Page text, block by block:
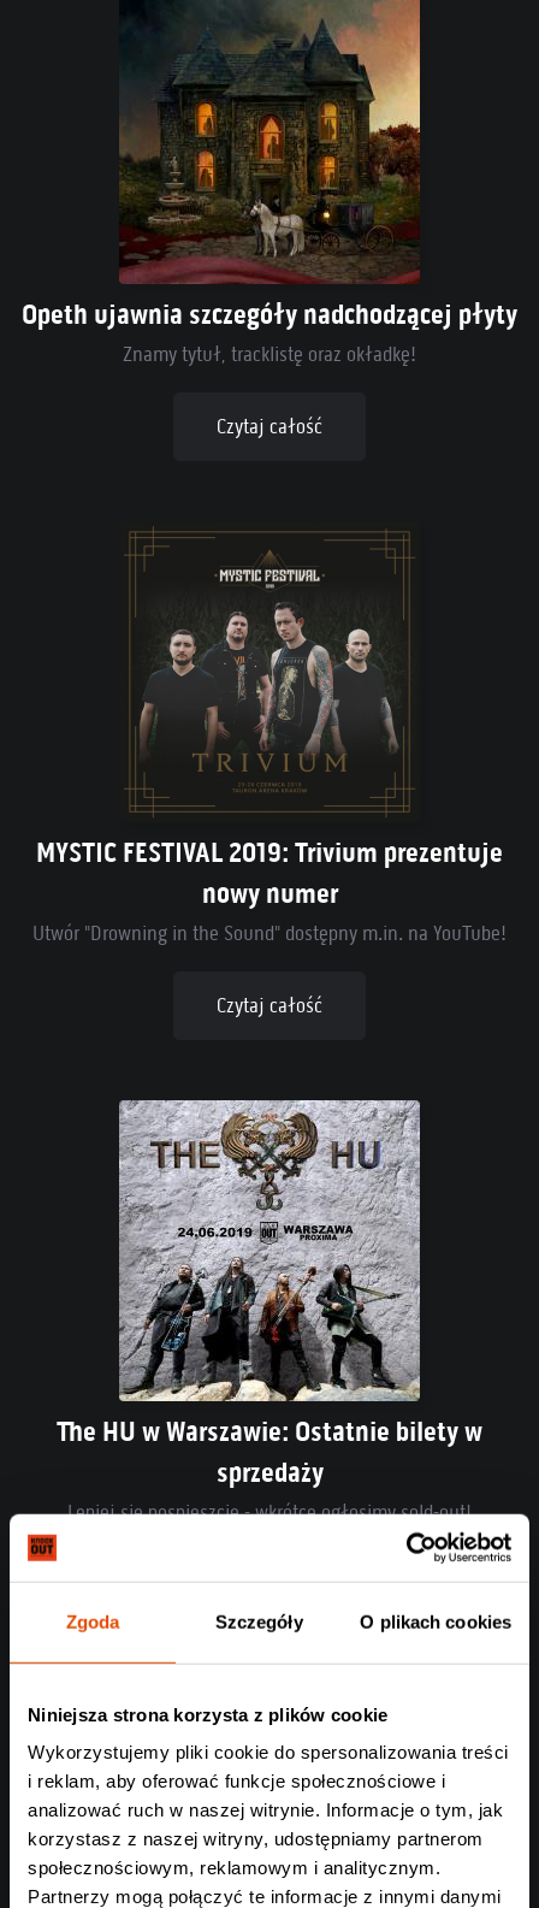
Zgoda Szczegóły O plikach cookies
Niniejsza strona korzysta z plików cookie
Wykorzystujemy pliki cookie do spersonalizowania treści
i reklam, aby oferować funkcje społecznościowe i
analizować ruch w naszej witrynie. Informacje o tym, jak
korzystasz z naszej witryny, udostępniamy partnerom
społecznościowym, reklamowym i analitycznym.
Partnerzy mogą połączyć te informacje z innymi danymi
Opeth ujawnia szczegóły nadchodzącej płyty
Znamy tytuł, tracklistę oraz okładkę!
Czytaj całość
MYSTIC FESTIVAL 2019: Trivium prezentuje
nowy numer
Utwór "Drowning in the Sound" dostępny m.in. na YouTube!
Czytaj całość
The HU w Warszawie: Ostatnie bilety w
sprzedaży
Lepiej się pospieszcie - wkrótce ogłosimy sold-out!
Czytaj całość